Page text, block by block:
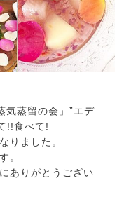
気蒸留の会」”エデ
!!食べて!
りました。
。
ありがとうござい